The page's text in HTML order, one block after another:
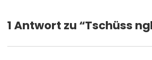
1 Antwort zu “Tschüss